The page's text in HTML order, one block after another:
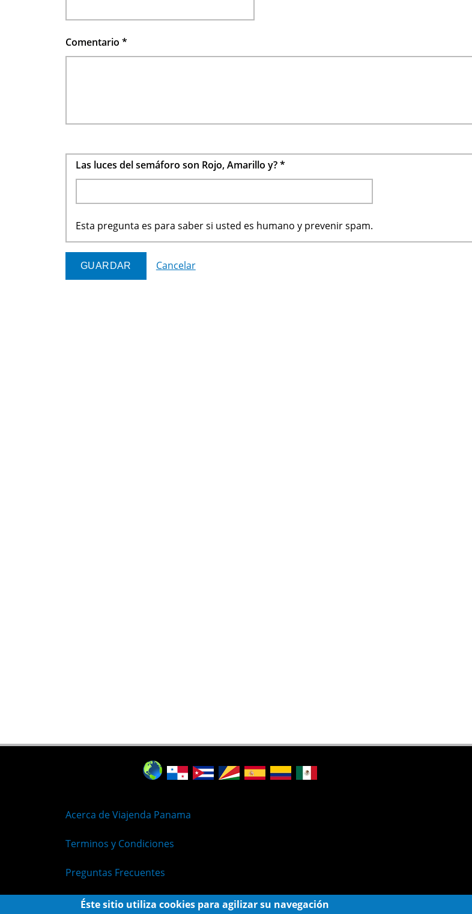
Comentario *
Las luces del semáforo son Rojo, Amarillo y?*
Esta pregunta es para saber si usted es humano y prevenir spam.
Cancelar
Acerca de Viajenda Panama
Terminos y Condiciones
Preguntas Frecuentes
Políticas de Privacidad
Éste sitio utiliza cookies para agilizar su navegación